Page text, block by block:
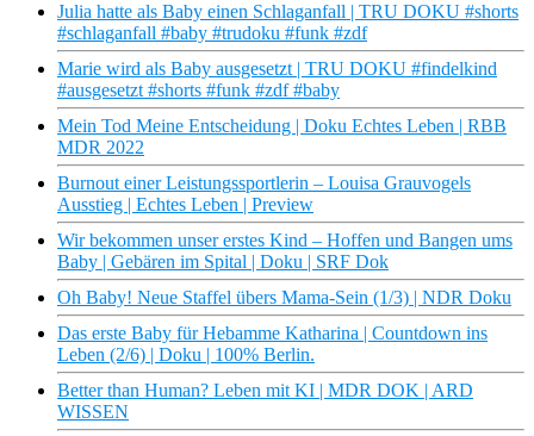
Julia hatte als Baby einen Schlaganfall | TRU DOKU #shorts
#schlaganfall #baby #trudoku #funk #zdf
Marie wird als Baby ausgesetzt | TRU DOKU #findelkind
#ausgesetzt #shorts #funk #zdf #baby
Mein Tod Meine Entscheidung | Doku Echtes Leben | RBB
MDR 2022
Burnout einer Leistungssportlerin – Louisa Grauvogels
Ausstieg | Echtes Leben | Preview
Wir bekommen unser erstes Kind – Hoffen und Bangen ums
Baby | Gebären im Spital | Doku | SRF Dok
Oh Baby! Neue Staffel übers Mama-Sein (1/3) | NDR Doku
Das erste Baby für Hebamme Katharina | Countdown ins
Leben (2/6) | Doku | 100% Berlin.
Better than Human? Leben mit KI | MDR DOK | ARD
WISSEN